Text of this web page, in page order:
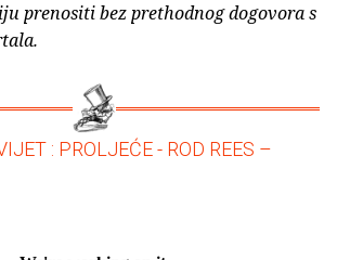
prenositi bez prethodnog dogovora s
: PROLJEĆE - ROD REES –